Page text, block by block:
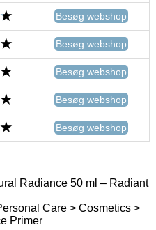
Besøg webshop
Besøg webshop
Besøg webshop
Besøg webshop
Besøg webshop
Radiance 50 ml – Radiant
Care > Cosmetics >
Primer